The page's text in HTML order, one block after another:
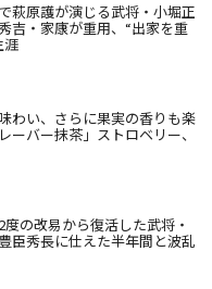
萩原護が演じる武将・小堀正
吉・家康が重用、“出家を重
涯
わい、さらに果実の香りも楽
ーバー抹茶」ストロベリー、
度の改易から復活した武将・
臣秀長に仕えた半年間と波乱